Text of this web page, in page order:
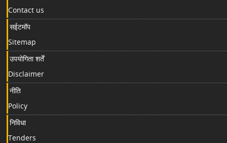
Contact us
सईटमॉप
Sitemap
उपयोगिता शर्तें
Disclaimer
नीति
Policy
निविधा
Tenders